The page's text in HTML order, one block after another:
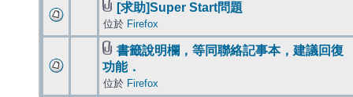
[求助]Super Start問題
位於 Firefox
書籤說明欄，等同聯絡記事本，建議回復
功能．
位於 Firefox